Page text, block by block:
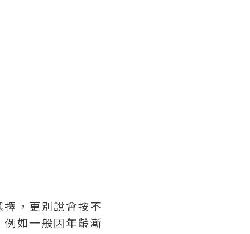
，更別說會按不
如一般因年齡漸